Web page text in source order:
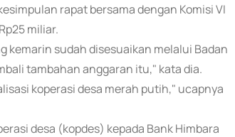
rapat bersama dengan Komisi VI
miliar.
kemarin sudah disesuaikan melalui Badan
tambahan anggaran itu," kata dia.
koperasi desa merah putih," ucapnya
desa (kopdes) kepada Bank Himbara